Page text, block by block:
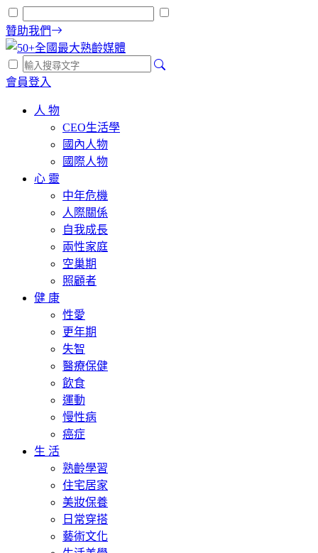
贊助我們
會員登入
人 物
CEO生活學
國內人物
國際人物
心 靈
中年危機
人際關係
自我成長
兩性家庭
空巢期
照顧者
健 康
性愛
更年期
失智
醫療保健
飲食
運動
慢性病
癌症
生 活
熟齡學習
住宅居家
美妝保養
日常穿搭
藝術文化